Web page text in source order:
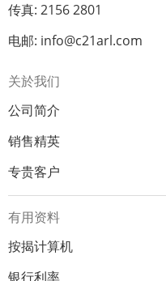
传真: 2156 2801
电邮: info@c21arl.com
关於我们
公司简介
销售精英
专贵客户
有用资料
按揭计算机
银行利率